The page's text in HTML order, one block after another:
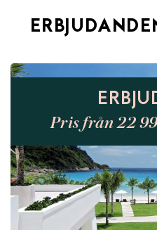
Pris från 22